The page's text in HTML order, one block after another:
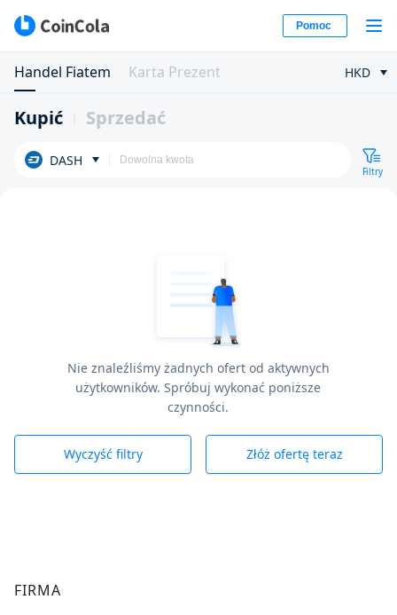
Pomoc
Handel Fiatem Karta Prezent HKD
Kupić Sprzedać
DASH
Filtry
Nie znaleźliśmy żadnych ofert od aktywnych
użytkowników. Spróbuj wykonać poniższe
czynności.
Wyczyść filtry Złóż ofertę teraz
FIRMA